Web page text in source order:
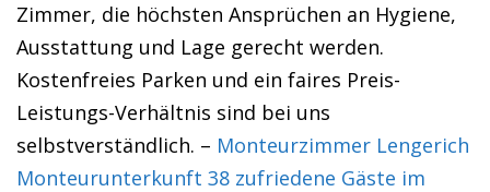
Zimmer, die höchsten Ansprüchen an Hygiene,
Ausstattung und Lage gerecht werden.
Kostenfreies Parken und ein faires Preis-
Leistungs-Verhältnis sind bei uns
selbstverständlich. – Monteurzimmer Lengerich
Monteurunterkunft 38 zufriedene Gäste im